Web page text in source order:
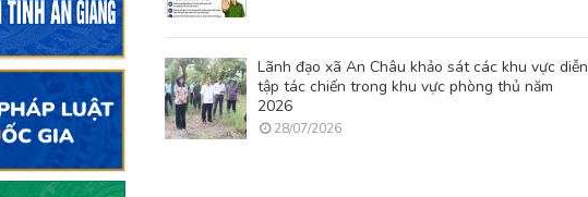
Lãnh đạo xã An Châu khảo sát các khu vực diễn
tập tác chiến trong khu vực phòng thủ năm
2026
28/07/2026